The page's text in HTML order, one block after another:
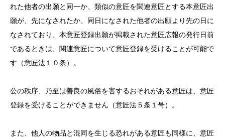
れた他者の出願と同一か、類似の意匠を関連意匠とする本意匠出
願が、先になされたか、同日になされた他者の出願より先の日に
なされており、本意匠登録出願が掲載された意匠広報の発行日前
であるときは、関連意匠について意匠登録を受けることが可能で
す（意匠法１０条）。
公の秩序、乃至は善良の風俗を害するおそれがある意匠は、意匠
登録を受けることができません（意匠法５条１号）。
また、他人の物品と混同を生じる恐れがある意匠も同様に、意匠